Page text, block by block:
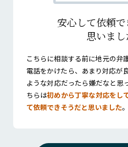
安心して依頼
思いまし
こちらに相談する前に地元の弁
電話をかけたら、あまり対応が
ような対応だったら嫌だなと思
ちらは初めから丁寧な対応をし
て依頼できそうだと思いました。